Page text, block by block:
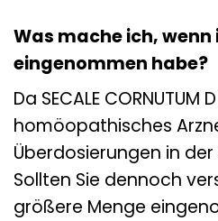
Was mache ich, wenn
eingenommen habe?
Da SECALE CORNUTUM
homöopathisches
Überdosierungen in
Sollten Sie dennoch
größere Menge